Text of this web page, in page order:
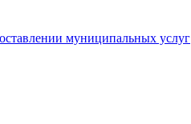
муниципальных услуг